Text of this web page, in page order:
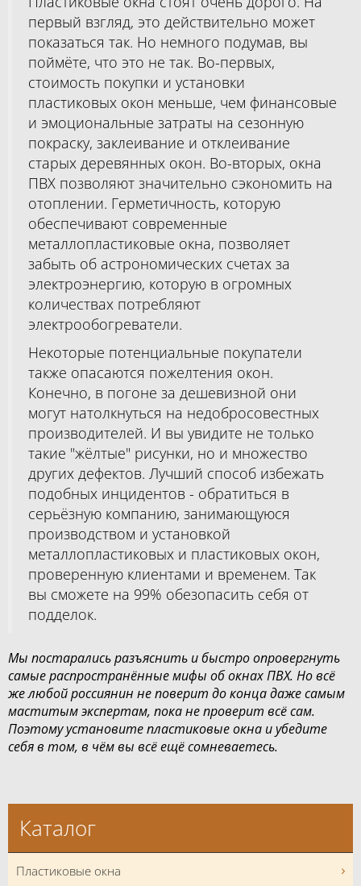
первый взгляд, это действительно может
показаться так. Но немного подумав, вы
поймёте, что это не так. Во-первых,
стоимость покупки и установки
пластиковых окон меньше, чем финансовые
и эмоциональные затраты на сезонную
покраску, заклеивание и отклеивание
старых деревянных окон. Во-вторых, окна
ПВХ позволяют значительно сэкономить на
отоплении. Герметичность, которую
обеспечивают современные
металлопластиковые окна, позволяет
забыть об астрономических счетах за
электроэнергию, которую в огромных
количествах потребляют
электрообогреватели.
Некоторые потенциальные покупатели
также опасаются пожелтения окон.
Конечно, в погоне за дешевизной они
могут натолкнуться на недобросовестных
производителей. И вы увидите не только
такие "жёлтые" рисунки, но и множество
других дефектов. Лучший способ избежать
подобных инцидентов - обратиться в
серьёзную компанию, занимающуюся
производством и установкой
металлопластиковых и пластиковых окон,
проверенную клиентами и временем. Так
вы сможете на 99% обезопасить себя от
подделок.
Мы постарались разъяснить и быстро опровергнуть
самые распространённые мифы об окнах ПВХ. Но всё
же любой россиянин не поверит до конца даже самым
маститым экспертам, пока не проверит всё сам.
Поэтому установите пластиковые окна и убедите
себя в том, в чём вы всё ещё сомневаетесь.
Каталог
Пластиковые окна